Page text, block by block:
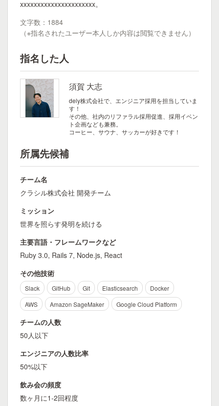
xxxxxxxxxxxxxxxxxxxxxx。
文字数：1884
（※指名されたユーザー本人しか内容は閲覧できません）
指名した人
須賀 大志
dely株式会社で、エンジニア採用を担当していま
す！
その他、社内のリファラル採用促進、採用イベン
ト企画なども兼務。
コーヒー、サウナ、サッカーが好きです！
所属先候補
チーム名
クラシル株式会社 開発チーム
ミッション
世界を照らす発明を続ける
主要言語・フレームワークなど
Ruby 3.0, Rails 7, Node.js, React
その他技術
Slack GitHub Git Elasticsearch
Docker
AWS
Amazon SageMaker Google Cloud Platform
チームの人数
50人以下
エンジニアの人数比率
50%以下
飲み会の頻度
数ヶ月に1-2回程度